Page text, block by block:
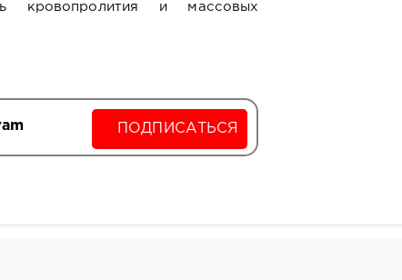
кровопролития и массовых
ПОДПИСАТЬСЯ